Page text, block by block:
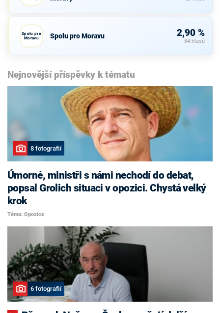
Spolu pro
Moravu
Spolu pro Moravu 2,90 %
84 hlasů
Nejnovější příspěvky k tématu
8 fotografií
Úmorné, ministři s námi nechodí do debat,
popsal Grolich situaci v opozici. Chystá velký
krok
Téma: Opozice
6 fotografií